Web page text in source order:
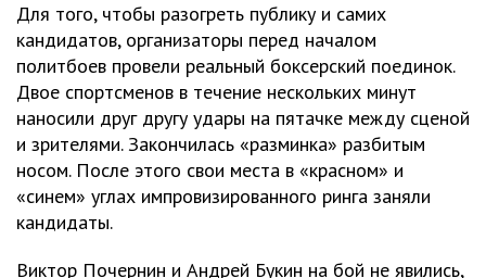
Для того, чтобы разогреть публику и самих
кандидатов, организаторы перед началом
политбоев провели реальный боксерский поединок.
Двое спортсменов в течение нескольких минут
наносили друг другу удары на пятачке между сценой
и зрителями. Закончилась «разминка» разбитым
носом. После этого свои места в «красном» и
«синем» углах импровизированного ринга заняли
кандидаты.
Виктор Почернин и Андрей Букин на бой не явились,